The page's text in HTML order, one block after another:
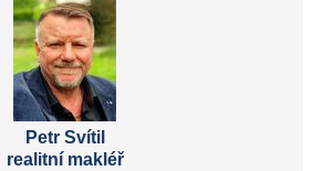
Petr Svítil
realitní makléř